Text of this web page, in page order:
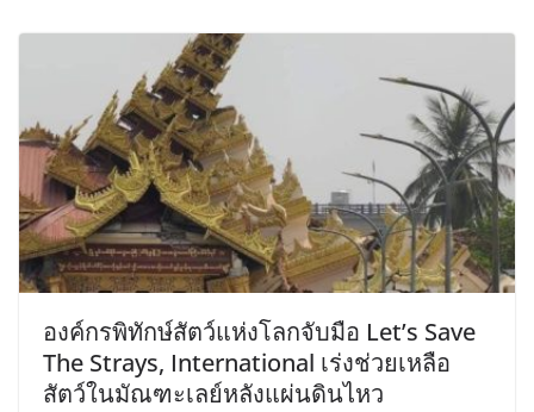
องค์กรพิทักษ์สัตว์แห่งโลกจับมือ Let’s Save
The Strays, International เร่งช่วยเหลือ
สัตว์ในมัณฑะเลย์หลังแผ่นดินไหว